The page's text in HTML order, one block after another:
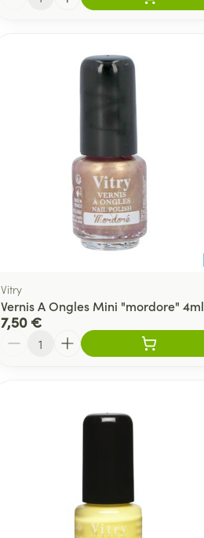
Vitry
Vernis A Ongles Mini "mordore" 4ml
7,50 €
Quantité